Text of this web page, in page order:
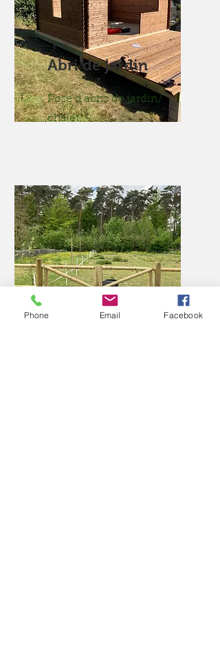
Abri de jardin
Pose d'abris de jardin/
chalet
Barrière
Phone Email Facebook